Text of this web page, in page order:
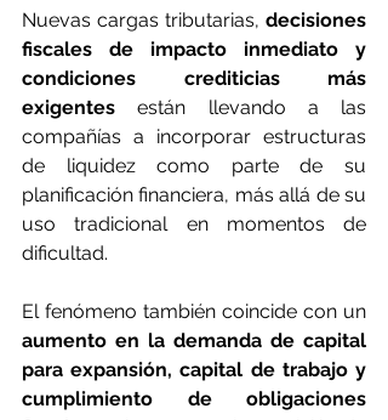
Nuevas cargas tributarias, decisiones
fiscales de impacto inmediato y
condiciones crediticias más
exigentes están llevando a las
compañías a incorporar estructuras
de liquidez como parte de su
planificación financiera, más allá de su
uso tradicional en momentos de
dificultad.
aumento en la demanda de capital
para expansión, capital de trabajo y
cumplimiento de obligaciones